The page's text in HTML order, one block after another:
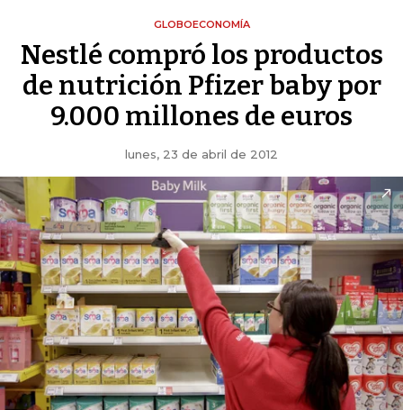
GLOBOECONOMÍA
Nestlé compró los productos
de nutrición Pfizer baby por
9.000 millones de euros
lunes, 23 de abril de 2012